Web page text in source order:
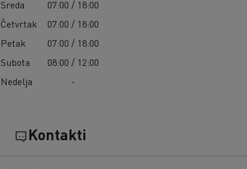
Sreda
07:00 / 18:00
Četvrtak
07:00 / 18:00
Petak
07:00 / 18:00
Subota
08:00 / 12:00
Nedelja
-
Kontakti